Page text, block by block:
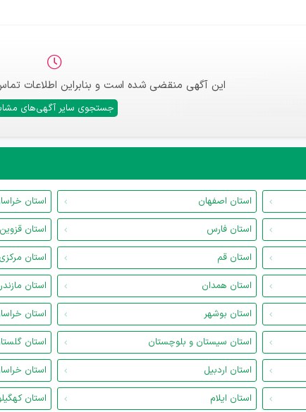
این آگهی منقضی شده است و بنابراین اطلاعات
جستجوی سایر آگهی‌های
استان اصفهان استان
استان فارس استان قزوین
استان قم استان مرکزی
استان همدان استان
استان بوشهر استان
استان سیستان و بلوچستان استان
استان اردبیل استان
استان ایلام استان